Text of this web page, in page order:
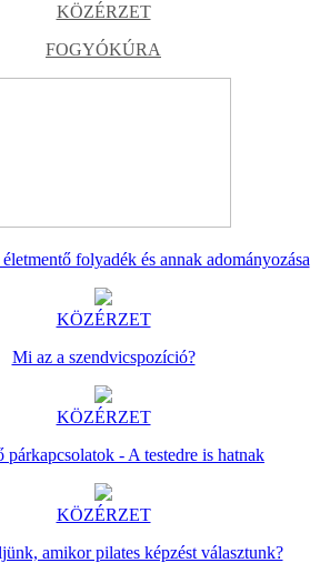
KÖZÉRZET
FOGYÓKÚRA
folyadék és annak adományozása
KÖZÉRZET
Mi az a szendvicspozíció?
KÖZÉRZET
párkapcsolatok - A testedre is hatnak
KÖZÉRZET
amikor pilates képzést választunk?